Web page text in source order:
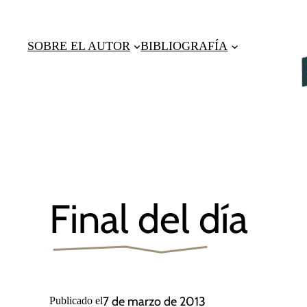
contenido
SOBRE EL AUTOR BIBLIOGRAFÍA
Final del día
Publicado el7 de marzo de 2013